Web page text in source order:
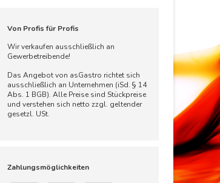
Von Profis für Profis
Wir verkaufen ausschließlich an
Gewerbetreibende!
Das Angebot von asGastro richtet sich
ausschließlich an Unternehmen (iSd. § 14
Abs. 1 BGB). Alle Preise sind Stückpreise
und verstehen sich netto zzgl. geltender
gesetzl. USt.
Zahlungsmöglichkeiten